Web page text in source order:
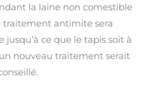
la laine non comestible
traitement antimite sera
ce que le tapis soit à
nouveau traitement serait